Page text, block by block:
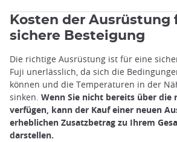
Kosten der Ausrüstung
sichere Besteigung
Die richtige Ausrüstung ist für eine
Fuji unerlässlich, da sich die
können und die Temperaturen in der
sinken. Wenn Sie nicht bereits über die
verfügen, kann der Kauf einer neuen
erheblichen Zusatzbetrag zu Ihrem
darstellen.